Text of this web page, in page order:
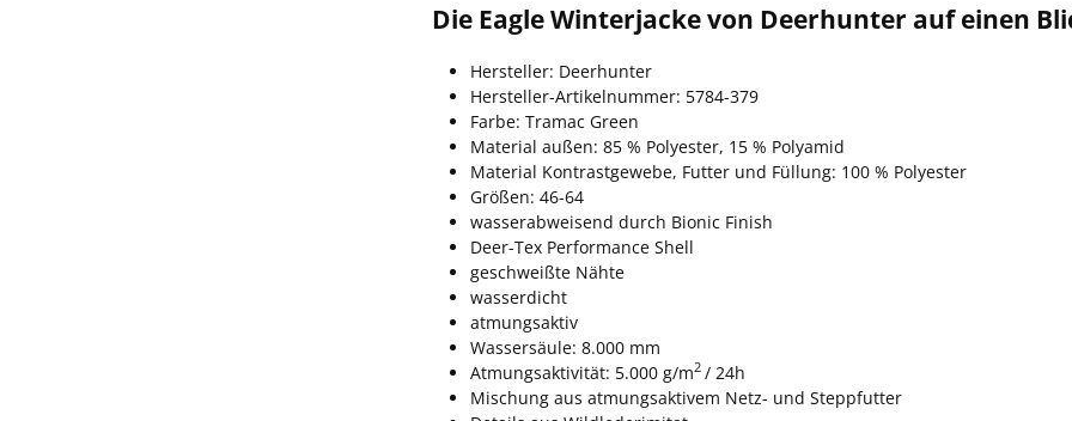
Die Eagle Winterjacke von Deerhunter auf einen
Hersteller: Deerhunter
Hersteller-Artikelnummer: 5784-379
Farbe: Tramac Green
Material außen: 85 % Polyester, 15 % Polyamid
Material Kontrastgewebe, Futter und Füllung: 100 % Polyester
Größen: 46-64
wasserabweisend durch Bionic Finish
Deer-Tex Performance Shell
geschweißte Nähte
wasserdicht
atmungsaktiv
Wassersäule: 8.000 mm
Atmungsaktivität: 5.000 g/m2 / 24h
Mischung aus atmungsaktivem Netz- und Steppfutter